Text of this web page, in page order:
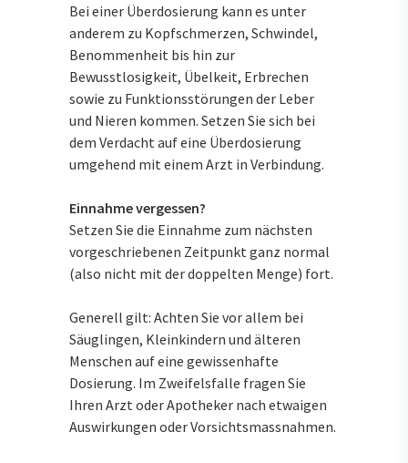
Bei einer Überdosierung kann es unter
anderem zu Kopfschmerzen, Schwindel,
Benommenheit bis hin zur
Bewusstlosigkeit, Übelkeit, Erbrechen
sowie zu Funktionsstörungen der Leber
und Nieren kommen. Setzen Sie sich bei
dem Verdacht auf eine Überdosierung
umgehend mit einem Arzt in Verbindung.
Einnahme vergessen?
Setzen Sie die Einnahme zum nächsten
vorgeschriebenen Zeitpunkt ganz normal
(also nicht mit der doppelten Menge) fort.
Generell gilt: Achten Sie vor allem bei
Säuglingen, Kleinkindern und älteren
Menschen auf eine gewissenhafte
Dosierung. Im Zweifelsfalle fragen Sie
Ihren Arzt oder Apotheker nach etwaigen
Auswirkungen oder Vorsichtsmassnahmen.